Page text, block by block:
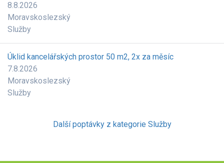
8.8.2026
Moravskoslezský
Služby
Úklid kancelářských prostor 50 m2, 2x za měsíc
7.8.2026
Moravskoslezský
Služby
Další poptávky z kategorie Služby